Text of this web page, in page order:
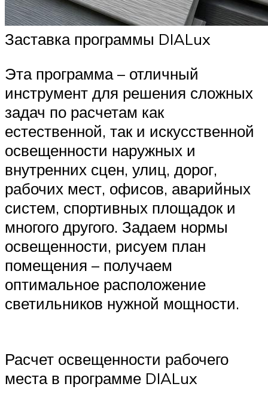
Заставка программы DIALux
Эта программа – отличный
инструмент для решения сложных
задач по расчетам как
естественной, так и искусственной
освещенности наружных и
внутренних сцен, улиц, дорог,
рабочих мест, офисов, аварийных
систем, спортивных площадок и
многого другого. Задаем нормы
освещенности, рисуем план
помещения – получаем
оптимальное расположение
светильников нужной мощности.
Расчет освещенности рабочего
места в программе DIALux